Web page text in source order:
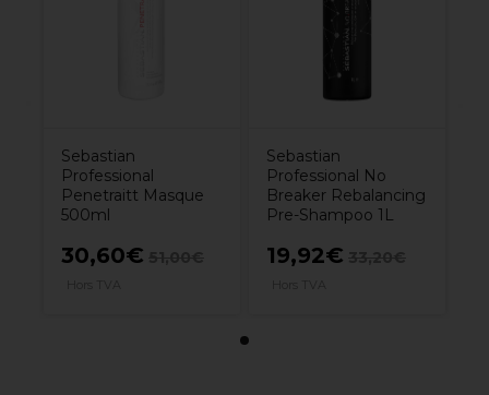
Sebastian
Professional
Penetraitt Masque
500ml
30,60€
Sebastian
Professional No
Breaker Rebalancing
Pre-Shampoo 1L
19,92€